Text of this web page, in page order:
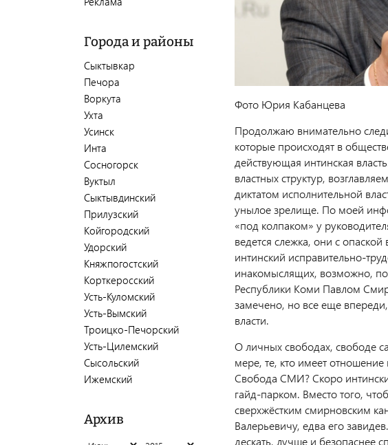
Города и районы
Сыктывкар
Печора
Воркута
Ухта
Усинск
Инта
Сосногорск
Вуктыл
Сыктывдинский
Прилузский
Койгородский
Удорский
Княжпогостский
Корткеросский
Усть-Куломский
Усть-Вымский
Троицко-Печорский
Усть-Цилемский
Сысольский
Ижемский
Архив
Фото Юрия Кабанцева
Продолжаю внимательно
которые происходят в
действующая интинская
властных структур,
диктатом исполнительной
унылое зрелище. По моей
«под колпаком» у
ведется слежка, они с
интинский исправительно-
инакомыслящих, возможно,
Республики Коми Павлом
замечено, но все еще впереди,
власти.
О личных свободах, свободе
мере, те, кто имеет
Свобода СМИ? Скоро
гайд-парком. Вместо того,
сверхжёстким смирновским
Валерьевичу, едва его
дескать, лучше и безопаснее